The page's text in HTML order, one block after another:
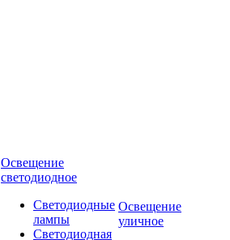
Освещение
светодиодное
Светодиодные
лампы
Светодиодная
Освещение
уличное